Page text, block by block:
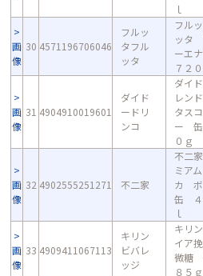
ｌ
画
像
30 4571196706046
フルッ
タフル
ッタ
フル
ッタ
ーエ
７２
画
像
31 4904910019601
ダイド
ードリ
ンコ
ダイ
レン
タス
ー
０ｇ
画
像
32 4902555251271 不二家
不二
ミア
カ ボ
缶 ４
ｌ
画
像
33 4909411067113
キリン
ビバレ
ッジ
キリ
イア
微糖
８５ｇ